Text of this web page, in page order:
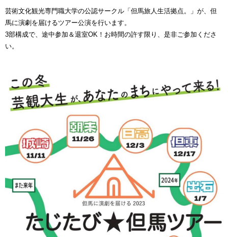
芸術文化観光専門職大学の公認サークル「但馬旅人生活拠点。」が、但
馬に演劇を届けるツアー公演を行います。
3部構成で、途中参加＆退室OK！お時間の許す限り、是非ご参加くださ
い。